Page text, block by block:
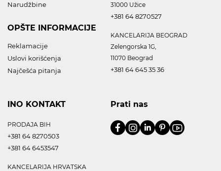
Narudžbine
OPŠTE INFORMACIJE
Reklamacije
Uslovi korišćenja
Najčešća pitanja
31000 Užice
+381 64 8270527
KANCELARIJA BEOGRAD
Zelengorska 1G,
11070 Beograd
+381 64 645 35 36
INO KONTAKT
PRODAJA BIH
+381 64 8270503
+381 64 6453547
KANCELARIJA HRVATSKA
Prati nas